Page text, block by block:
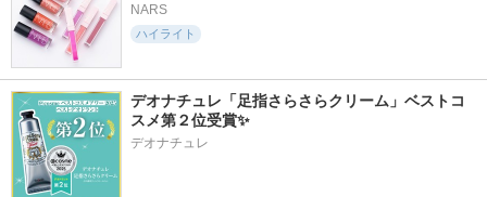
NARS
ハイライト
デオナチュレ「足指さらさらクリーム」ベストコ
スメ第２位受賞✨
デオナチュレ